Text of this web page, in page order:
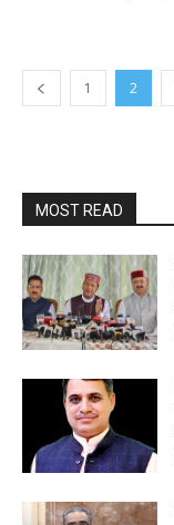
1 2
MOST READ